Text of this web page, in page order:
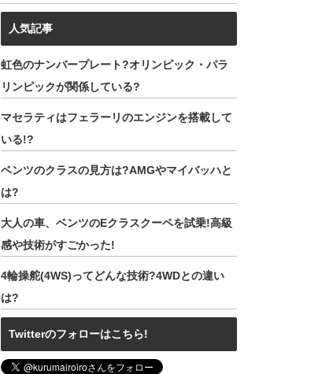
人気記事
虹色のナンバープレート?オリンピック・パラ
リンピックが関係している?
マセラティはフェラーリのエンジンを搭載して
いる!?
ベンツのクラスの見方は?AMGやマイバッハと
は?
大人の車、ベンツのEクラスクーペを試乗!高級
感や技術がすごかった!
4輪操舵(4WS)ってどんな技術?4WDとの違い
は?
Twitterのフォローはこちら!